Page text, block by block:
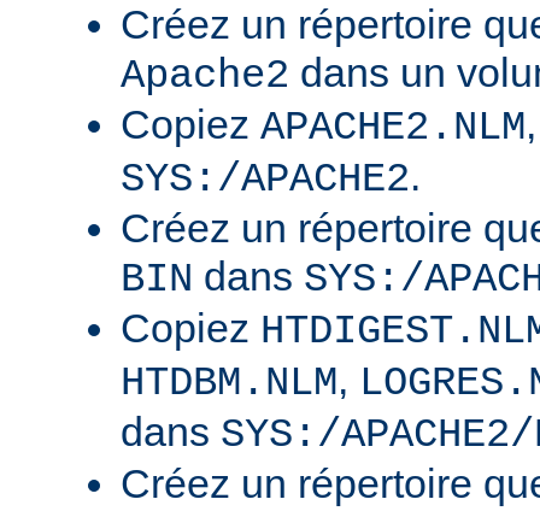
Créez un répertoire
Apache2 dans un
Copiez APACHE2.NLM
SYS:/APACHE2.
Créez un répertoire
BIN dans SYS:/
Copiez
HTDBM.NLM,
dans SYS:/
Créez un répertoire